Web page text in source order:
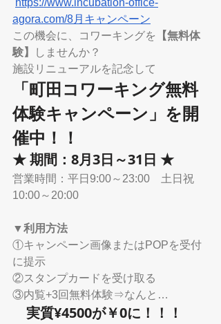
agora.com/8月キャンペーン
この機会に、コワーキングを
【無料体
験】
しませんか？
施設リニューアルを記念して
「町田コワーキング無料
体験キャンペーン」を開
催中！！
★ 期間：8月3日～31日 ★
営業時間：平日9:00～23:00　土日祝
10:00～20:00
▼利用方法
①キャンペーン画像またはPOPを受付
に提示
②スタンプカードを受け取る
③内覧+3回無料体験⇒なんと…
実質¥4500が￥0に！！！